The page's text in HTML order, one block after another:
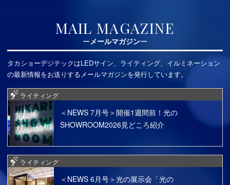
MAIL MAGAZINE
メールマガジン
タカショーデジテックはLEDサイン、ライティング、イルミネーション
の最新情報をお送りするメールマガジンを発行しています。
ライティング
＜NEWS 7月号＞開催1週間前！光の
SHOWROOM2026見どころ紹介
ライティング
＜NEWS 6月号＞光の展示会「光の